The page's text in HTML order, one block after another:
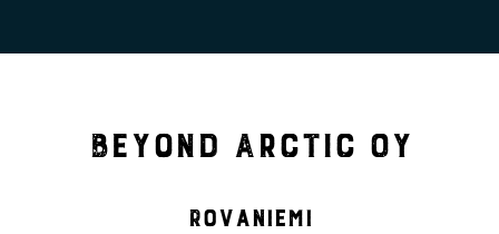
Beyond Arctic Oy
Rovaniemi